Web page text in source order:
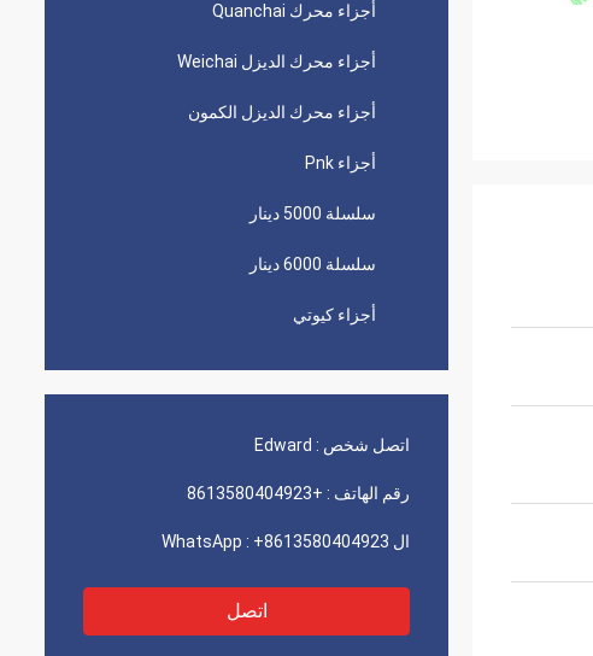
أجزاء محرك Quanchai
أجزاء محرك الديزل Weichai
أجزاء محرك الديزل الكمون
أجزاء Pnk
سلسلة 5000 دينار
سلسلة 6000 دينار
أجزاء كيوتي
اتصل شخص : Edward
رقم الهاتف : +8613580404923
ال WhatsApp : +8613580404923
اتصل